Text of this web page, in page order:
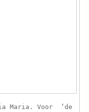
Maria. Voor ‘de